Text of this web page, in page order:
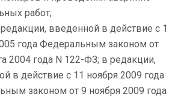
работ;
введенной в действие с 1
года Федеральным законом от
2004 года N 122-ФЗ; в редакции,
в действие с 11 ноября 2009 года
законом от 9 ноября 2009 года